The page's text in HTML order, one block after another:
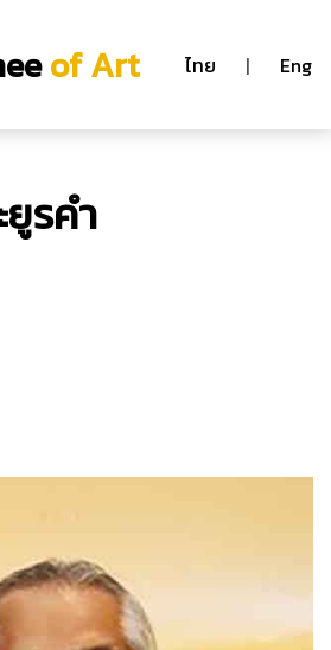
of Art ไทย | Eng
ยูรคำ